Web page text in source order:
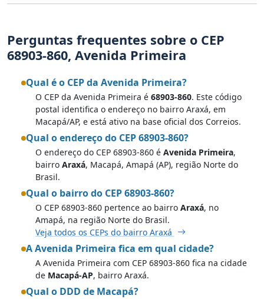
Perguntas frequentes sobre o CEP
68903-860, Avenida Primeira
Qual é o CEP da Avenida Primeira?
O CEP da Avenida Primeira é 68903-860. Este código
postal identifica o endereço no bairro Araxá, em
Macapá/AP, e está ativo na base oficial dos Correios.
Qual o endereço do CEP 68903-860?
O endereço do CEP 68903-860 é Avenida Primeira,
bairro Araxá, Macapá, Amapá (AP), região Norte do
Brasil.
Qual o bairro do CEP 68903-860?
O CEP 68903-860 pertence ao bairro Araxá, no
Amapá, na região Norte do Brasil.
Veja todos os CEPs do bairro Araxá
A Avenida Primeira fica em qual cidade?
A Avenida Primeira com CEP 68903-860 fica na cidade
de Macapá-AP, bairro Araxá.
Qual o DDD de Macapá?